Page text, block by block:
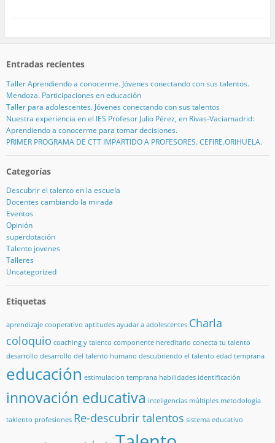
Entradas recientes
Taller Aprendiendo a conocerme. Jóvenes conectando con sus talentos.
Mendoza. Participaciones en educación
Taller para adolescentes. Jóvenes conectando con sus talentos
Nuestra experiencia en el IES Profesor Julio Pérez, en Rivas-Vaciamadrid:
Aprendiendo a conocerme para tomar decisiones.
PRIMER PROGRAMA DE CTT IMPARTIDO A PROFESORES. CEFIRE.ORIHUELA.
Categorías
Descubrir el talento en la escuela
Docentes cambiando la mirada
Eventos
Opinión
superdotación
Talento jovenes
Talleres
Uncategorized
Etiquetas
aprendizaje cooperativo aptitudes ayudar a adolescentes Charla
coloquio coaching y talento componente hereditario conecta tu talento
desarrollo desarrollo del talento humano descubriendo el talento edad temprana
educación estimulacion temprana habilidades identificación
innovación educativa inteligencias múltiples metodologia
taklento profesiones Re-descubrir talentos sistema educativo